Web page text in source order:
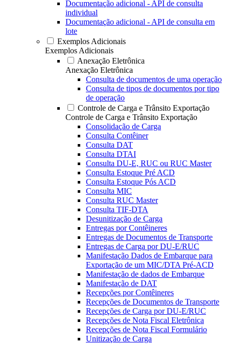
Documentação adicional - API de consulta
individual
Documentação adicional - API de consulta em
lote
Exemplos Adicionais
Exemplos Adicionais
Anexação Eletrônica
Anexação Eletrônica
Consulta de documentos de uma operação
Consulta de tipos de documentos por tipo
de operação
Controle de Carga e Trânsito Exportação
Controle de Carga e Trânsito Exportação
Consolidação de Carga
Consulta Contêiner
Consulta DAT
Consulta DTAI
Consulta DU-E, RUC ou RUC Master
Consulta Estoque Pré ACD
Consulta Estoque Pós ACD
Consulta MIC
Consulta RUC Master
Consulta TIF-DTA
Desunitização de Carga
Entregas por Contêineres
Entregas de Documentos de Transporte
Entregas de Carga por DU-E/RUC
Manifestação Dados de Embarque para
Exportação de um MIC/DTA Pré-ACD
Manifestação de dados de Embarque
Manifestação de DAT
Recepções por Contêineres
Recepções de Documentos de Transporte
Recepções de Carga por DU-E/RUC
Recepções de Nota Fiscal Eletrônica
Recepções de Nota Fiscal Formulário
Unitização de Carga